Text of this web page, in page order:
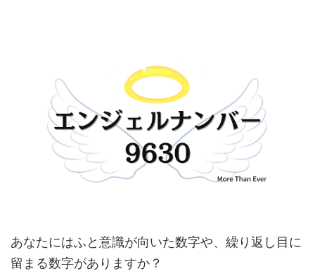
あなたにはふと意識が向いた数字や、繰り返し目に
留まる数字がありますか？